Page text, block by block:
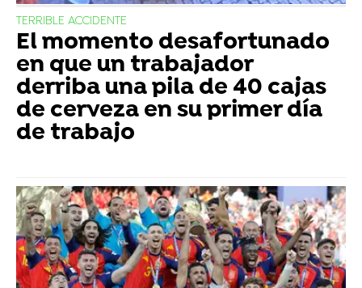
TERRIBLE ACCIDENTE
El momento desafortunado
en que un trabajador
derriba una pila de 40 cajas
de cerveza en su primer día
de trabajo